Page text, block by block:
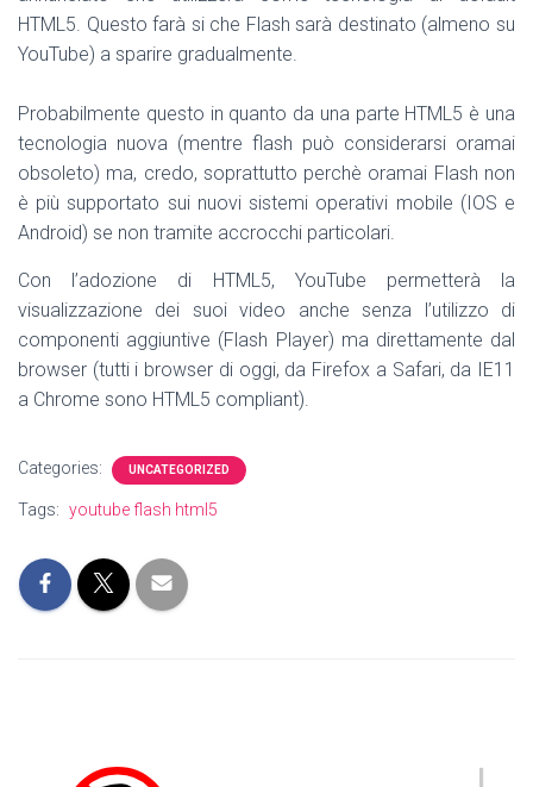
HTML5. Questo farà si che Flash sarà destinato (almeno su
YouTube) a sparire gradualmente.
Probabilmente questo in quanto da una parte HTML5 è una
tecnologia nuova (mentre flash può considerarsi oramai
obsoleto) ma, credo, soprattutto perchè oramai Flash non
è più supportato sui nuovi sistemi operativi mobile (IOS e
Android) se non tramite accrocchi particolari.
Con l’adozione di HTML5, YouTube permetterà la
visualizzazione dei suoi video anche senza l’utilizzo di
componenti aggiuntive (Flash Player) ma direttamente dal
browser (tutti i browser di oggi, da Firefox a Safari, da IE11
a Chrome sono HTML5 compliant).
Categories: UNCATEGORIZED
Tags: youtube flash html5